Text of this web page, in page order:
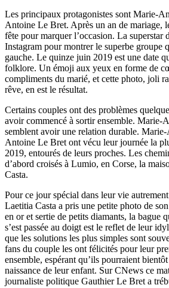
Les principaux protagonistes sont Marie-
Antoine Le Bret. Après un an de mariage,
fête pour marquer l’occasion. La superstar
Instagram pour montrer le superbe groupe
gauche. Le quinze juin 2019 est une date
folklore. Un émoji aux yeux en forme de
compliments du marié, et cette photo, joli
rêve, en est le résultat.
Certains couples ont des problèmes
avoir commencé à sortir ensemble. Marie-
semblent avoir une relation durable.
Antoine Le Bret ont vécu leur journée la
2019, entourés de leurs proches. Les
d’abord croisés à Lumio, en Corse, la
Casta.
Pour ce jour spécial dans leur vie
Laetitia Casta a pris une petite photo de
en or et sertie de petits diamants, la bague
s’est passée au doigt est le reflet de leur
que les solutions les plus simples sont
fans du couple les ont félicités pour leur
ensemble, espérant qu’ils pourraient
naissance de leur enfant. Sur CNews ce
journaliste politique Gauthier Le Bret a